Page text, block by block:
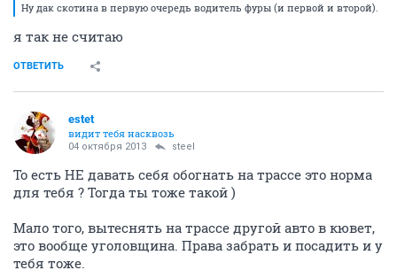
Ну дак скотина в первую очередь водитель фуры (и первой и второй).
я так не считаю
ОТВЕТИТЬ
estet
видит тебя насквозь
04 октября 2013 steel
То есть НЕ давать себя обогнать на трассе это норма
для тебя ? Тогда ты тоже такой )
Мало того, вытеснять на трассе другой авто в кювет,
это вообще уголовщина. Права забрать и посадить и у
тебя тоже.